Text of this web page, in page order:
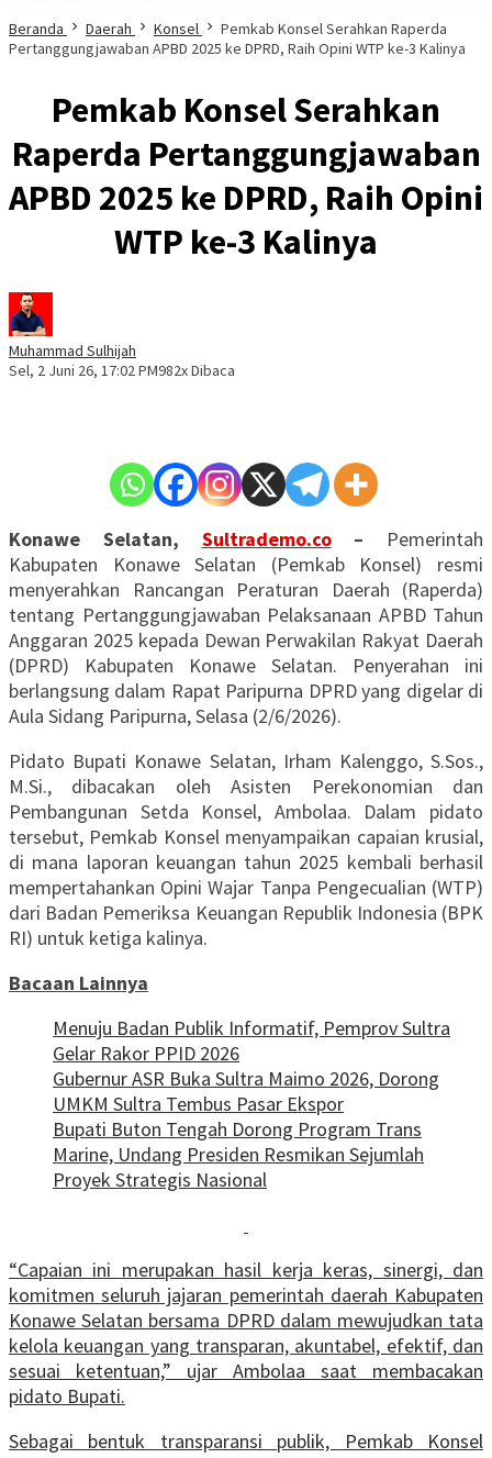
Beranda
Daerah Konsel
Pemkab Konsel Serahkan Raperda
Pertanggungjawaban APBD 2025 ke DPRD, Raih Opini WTP ke-3 Kalinya
Pemkab Konsel Serahkan
Raperda Pertanggungjawaban
APBD 2025 ke DPRD, Raih Opini
WTP ke-3 Kalinya
Muhammad Sulhijah
Sel, 2 Juni 26, 17:02 PM982x Dibaca
Konawe Selatan, Sultrademo.co– Pemerintah
Kabupaten Konawe Selatan (Pemkab Konsel) resmi
menyerahkan Rancangan Peraturan Daerah (Raperda)
tentang Pertanggungjawaban Pelaksanaan APBD Tahun
Anggaran 2025 kepada Dewan Perwakilan Rakyat Daerah
(DPRD) Kabupaten Konawe Selatan. Penyerahan ini
berlangsung dalam Rapat Paripurna DPRD yang digelar di
Aula Sidang Paripurna, Selasa (2/6/2026).
Pidato Bupati Konawe Selatan, Irham Kalenggo, S.Sos.,
M.Si., dibacakan oleh Asisten Perekonomian dan
Pembangunan Setda Konsel, Ambolaa. Dalam pidato
tersebut, Pemkab Konsel menyampaikan capaian krusial,
di mana laporan keuangan tahun 2025 kembali berhasil
mempertahankan Opini Wajar Tanpa Pengecualian (WTP)
dari Badan Pemeriksa Keuangan Republik Indonesia (BPK
RI) untuk ketiga kalinya.
Bacaan Lainnya
Menuju Badan Publik Informatif, Pemprov Sultra
Gelar Rakor PPID 2026
Gubernur ASR Buka Sultra Maimo 2026, Dorong
UMKM Sultra Tembus Pasar Ekspor
Bupati Buton Tengah Dorong Program Trans
Marine, Undang Presiden Resmikan Sejumlah
Proyek Strategis Nasional
“Capaian ini merupakan hasil kerja keras, sinergi, dan
komitmen seluruh jajaran pemerintah daerah Kabupaten
Konawe Selatan bersama DPRD dalam mewujudkan tata
kelola keuangan yang transparan, akuntabel, efektif, dan
sesuai ketentuan,” ujar Ambolaa saat membacakan
pidato Bupati.
Sebagai bentuk transparansi publik, Pemkab Konsel